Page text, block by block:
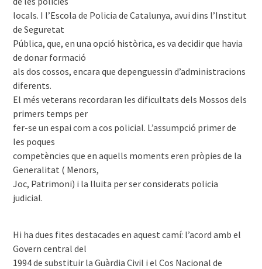
locals. I l’Escola de Policia de Catalunya, avui dins l’Institut
de Seguretat
Pública, que, en una opció històrica, es va decidir que havia
de donar formació
als dos cossos, encara que depenguessin d’administracions
diferents.
El més veterans recordaran les dificultats dels Mossos dels
primers temps per
fer-se un espai com a cos policial. L’assumpció primer de
les poques
competències que en aquells moments eren pròpies de la
Generalitat ( Menors,
Joc, Patrimoni) i la lluita per ser considerats policia
judicial.
Hi ha dues fites destacades en aquest camí: l’acord amb el
Govern central del
1994 de substituir la Guàrdia Civil i el Cos Nacional de